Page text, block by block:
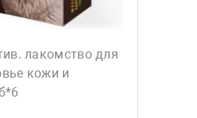
лакомство для
кожи и